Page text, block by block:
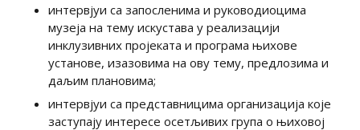
интервјуи са запосленима и руководиоцима
музеја на тему искустава у реализацији
инклузивних пројеката и програма њихове
установе, изазовима на ову тему, предлозима и
даљим плановима;
интервјуи са представницима организација које
заступају интересе осетљивих група о њиховој